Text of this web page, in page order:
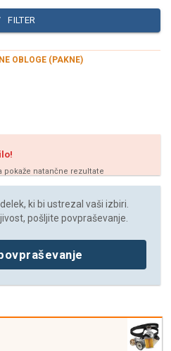
FILTER
OBLOGE (PAKNE)
pokaže natančne rezultate
ki bi ustrezal vaši izbiri.
pošljite povpraševanje.